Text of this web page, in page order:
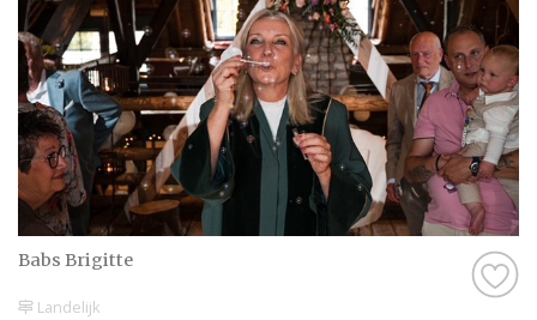
Babs Brigitte
Landelijk